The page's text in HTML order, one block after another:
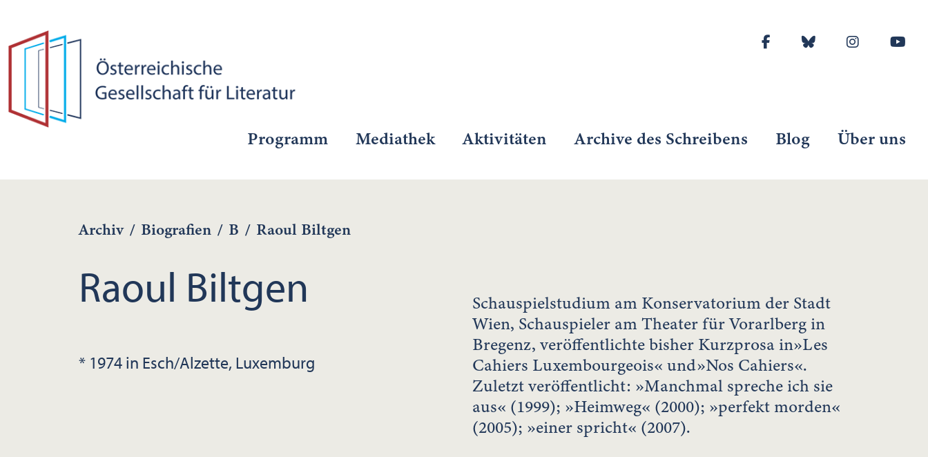
Programm Mediathek Aktivitäten Archive des Schreibens Blog Über uns
Archiv / Biografien / B / Raoul Biltgen
Raoul Biltgen
* 1974 in Esch/Alzette, Luxemburg
Schauspielstudium am Konservatorium der Stadt
Wien, Schauspieler am Theater für Vorarlberg in
Bregenz, veröffentlichte bisher Kurzprosa in»Les
Cahiers Luxembourgeois« und»Nos Cahiers«.
Zuletzt veröffentlicht: »Manchmal spreche ich sie
aus« (1999); »Heimweg« (2000); »perfekt morden«
(2005); »einer spricht« (2007).